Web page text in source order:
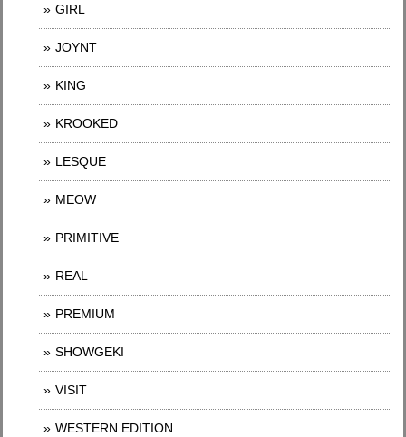
GIRL
JOYNT
KING
KROOKED
LESQUE
MEOW
PRIMITIVE
REAL
PREMIUM
SHOWGEKI
VISIT
WESTERN EDITION